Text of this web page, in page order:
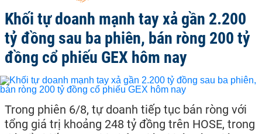
Khối tự doanh mạnh tay xả gần 2.200
tỷ đồng sau ba phiên, bán ròng 200 tỷ
đồng cổ phiếu GEX hôm nay
Trong phiên 6/8, tự doanh tiếp tục bán ròng với
tổng giá trị khoảng 248 tỷ đồng trên HOSE, trong